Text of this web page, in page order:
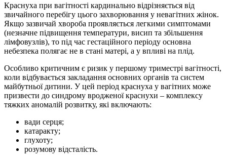
Краснуха при вагітності кардинально відрізняється від
звичайного перебігу цього захворювання у невагітних жінок.
Якщо зазвичай хвороба проявляється легкими симптомами
(незначне підвищення температури, висип та збільшення
лімфовузлів), то під час гестаційного періоду основна
небезпека полягає не в стані матері, а у впливі на плід.
Особливо критичним є ризик у першому триместрі вагітності,
коли відбувається закладання основних органів та систем
майбутньої дитини. У цей період краснуха у вагітних може
призвести до синдрому вродженої краснухи – комплексу
тяжких аномалій розвитку, які включають:
вади серця;
катаракту;
глухоту;
розумову відсталість.